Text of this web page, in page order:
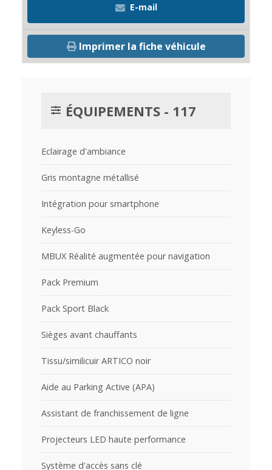
E-mail
Imprimer la fiche véhicule
ÉQUIPEMENTS - 117
Eclairage d'ambiance
Gris montagne métallisé
Intégration pour smartphone
Keyless-Go
MBUX Réalité augmentée pour navigation
Pack Premium
Pack Sport Black
Sièges avant chauffants
Tissu/similicuir ARTICO noir
Aide au Parking Active (APA)
Assistant de franchissement de ligne
Projecteurs LED haute performance
Système d'accès sans clé